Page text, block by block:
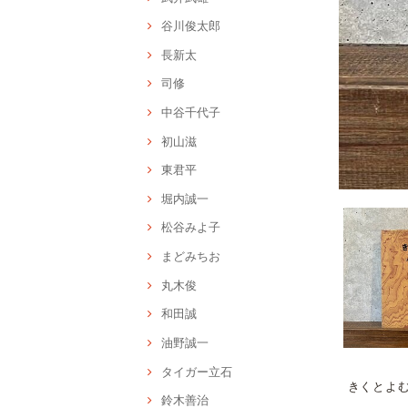
谷川俊太郎
長新太
司修
中谷千代子
初山滋
東君平
堀内誠一
松谷みよ子
まどみちお
丸木俊
和田誠
油野誠一
タイガー立石
鈴木善治
きくとよ